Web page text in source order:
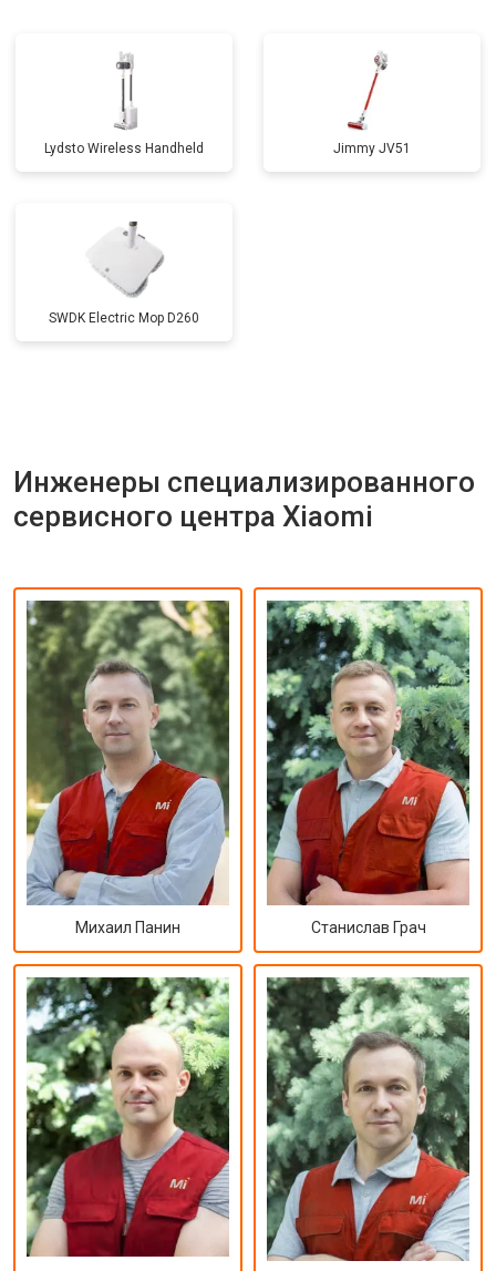
Lydsto Wireless Handheld Jimmy JV51
SWDK Electric Mop D260
Инженеры специализированного
сервисного центра Xiaomi
Михаил Панин Станислав Грач